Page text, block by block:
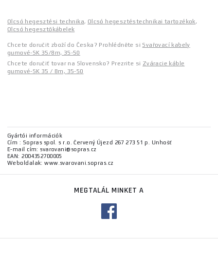
Olcsó hegesztési technika, Olcsó hegesztéstechnikai tartozékok,
Olcsó hegesztőkábelek
Chcete doručit zboží do Česka? Prohlédněte si Svařovací kabely
gumové-SK 35/8m, 35-50
Chcete doručiť tovar na Slovensko? Prezrite si Zváracie káble
gumové-SK 35 / 8m, 35-50
Gyártói információk
Cím : Sopras spol. s r.o. Červený Újezd 267 273 51 p. Unhošť
E-mail cím: svarovani@sopras.cz
EAN: 2004352700005
Weboldalak: www.svarovani.sopras.cz
MEGTALÁL MINKET A